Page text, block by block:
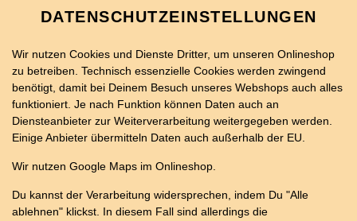
40ER SALAMI PIZZA
DATENSCHUTZEINSTELLUNGEN
Wir nutzen Cookies und Dienste Dritter, um unseren Onlineshop
zu betreiben. Technisch essenzielle Cookies werden zwingend
benötigt, damit bei Deinem Besuch unseres Webshops auch alles
funktioniert. Je nach Funktion können Daten auch an
Diensteanbieter zur Weiterverarbeitung weitergegeben werden.
Einige Anbieter übermitteln Daten auch außerhalb der EU.
Wir nutzen Google Maps im Onlineshop.
Du kannst der Verarbeitung widersprechen, indem Du "Alle
ablehnen" klickst. In diesem Fall sind allerdings die